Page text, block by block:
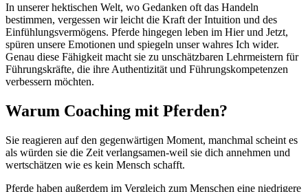
In unserer hektischen Welt, wo Gedanken oft das Handeln
bestimmen, vergessen wir leicht die Kraft der Intuition und des
Einfühlungsvermögens. Pferde hingegen leben im Hier und Jetzt,
spüren unsere Emotionen und spiegeln unser wahres Ich wider.
Genau diese Fähigkeit macht sie zu unschätzbaren Lehrmeistern für
Führungskräfte, die ihre Authentizität und Führungskompetenzen
verbessern möchten.
Warum Coaching mit Pferden?
Sie reagieren auf den gegenwärtigen Moment, manchmal scheint es
als würden sie die Zeit verlangsamen-weil sie dich annehmen und
wertschätzen wie es kein Mensch schafft.
Pferde haben außerdem im Vergleich zum Menschen eine niedrigere